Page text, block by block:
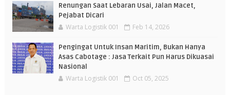
Renungan Saat Lebaran Usai, Jalan Macet,
Pejabat Dicari
Warta Logistik 001 Feb 14, 2026
Pengingat Untuk Insan Maritim, Bukan Hanya
Asas Cabotage : Jasa Terkait Pun Harus Dikuasai
Nasional
Warta Logistik 001 Oct 05, 2025